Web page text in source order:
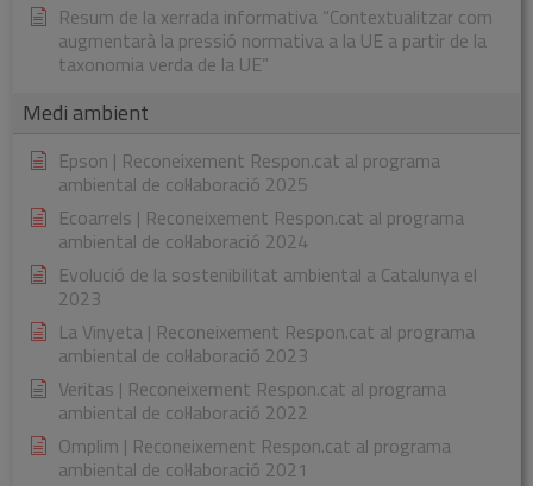
Resum de la xerrada informativa “Contextualitzar com
augmentarà la pressió normativa a la UE a partir de la
taxonomia verda de la UE”
Medi ambient
Epson | Reconeixement Respon.cat al programa
ambiental de col·laboració 2025
Ecoarrels | Reconeixement Respon.cat al programa
ambiental de col·laboració 2024
Evolució de la sostenibilitat ambiental a Catalunya el
2023
La Vinyeta | Reconeixement Respon.cat al programa
ambiental de col·laboració 2023
Veritas | Reconeixement Respon.cat al programa
ambiental de col·laboració 2022
Omplim | Reconeixement Respon.cat al programa
ambiental de col·laboració 2021